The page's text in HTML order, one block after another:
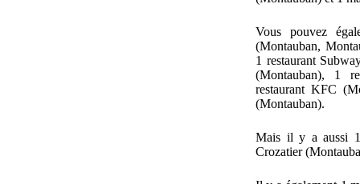
Vous pouvez
(Montauban,
1 restaurant
(Montauban), 1
restaurant KFC
(Montauban).
Mais il y a aussi 1
Crozatier